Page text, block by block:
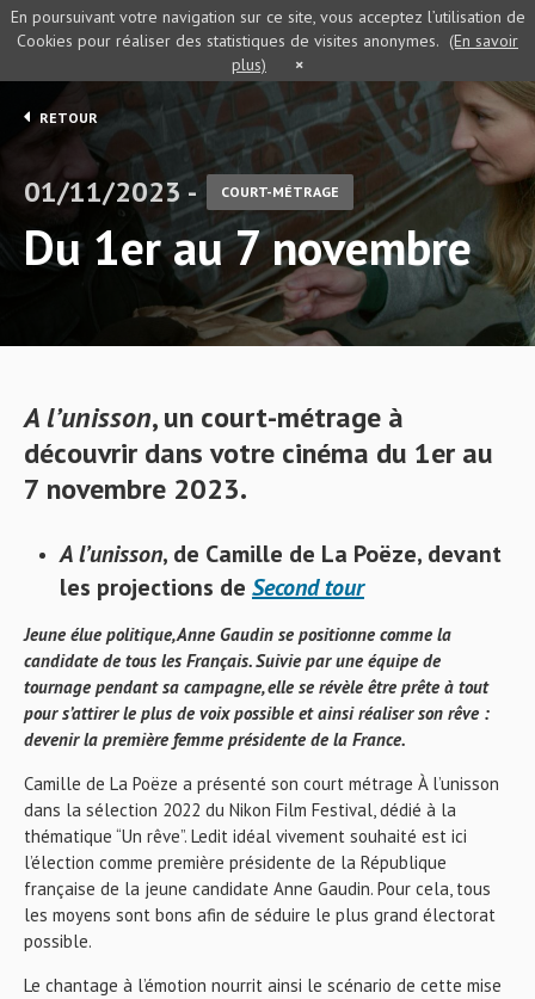
RETOUR
01/11/2023 - COURT-MÉTRAGE
Du 1er au 7 novembre
A l’unisson, un court-métrage à
découvrir dans votre cinéma du 1er au
7 novembre 2023.
A l’unisson, de Camille de La Poëze, devant
les projections de Second tour
Jeune élue politique, Anne Gaudin se positionne comme la
candidate de tous les Français. Suivie par une équipe de
tournage pendant sa campagne, elle se révèle être prête à tout
pour s’attirer le plus de voix possible et ainsi réaliser son rêve :
devenir la première femme présidente de la France.
Camille de La Poëze a présenté son court métrage À l’unisson
dans la sélection 2022 du Nikon Film Festival, dédié à la
thématique “Un rêve”. Ledit idéal vivement souhaité est ici
l’élection comme première présidente de la République
française de la jeune candidate Anne Gaudin. Pour cela, tous
les moyens sont bons afin de séduire le plus grand électorat
possible.
Le chantage à l’émotion nourrit ainsi le scénario de cette mise
En poursuivant votre navigation sur ce site, vous acceptez l’utilisation de
Cookies pour réaliser des statistiques de visites anonymes. (En savoir
plus)
×